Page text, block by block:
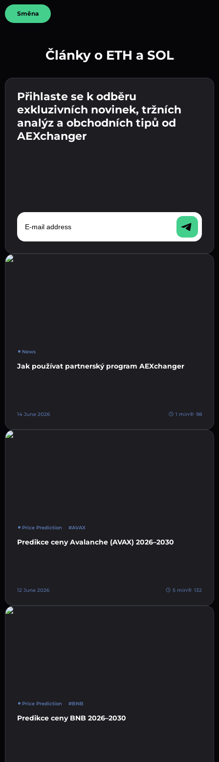
Zadejte adresu své kryptopeněženky 👉
pokračujte k dalšímu kroku.
Potvrďte svou totožnost 👉 pokračujte k
poslednímu kroku.
Odešlete vklad 👉 obdržíte kryptoměnu nebo
fiat měnu ve své peněžence.
Směna
Články o ETH a SOL
Přihlaste se k odběru
exkluzivních novinek, tržních
analýz a obchodních tipů od
AEXchanger
E-mail address
News
Jak používat partnerský program AEXchanger
14 June 2026 1 min 98
Price Prediction #AVAX
Predikce ceny Avalanche (AVAX) 2026–2030
12 June 2026 5 min 132
Price Prediction #BNB
Predikce ceny BNB 2026–2030